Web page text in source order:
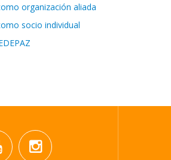
organización aliada
socio individual